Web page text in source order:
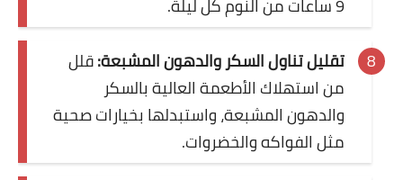
أمراض الحمل والولادة
مراحل نمو الجنين
العناية بالطفل
تقليل تناول السكر والدهون المشبعة:قلل
من استهلاك الأطعمة العالية بالسكر
والدهون المشبعة، واستبدلها بخيارات صحية
مثل الفواكه والخضروات.